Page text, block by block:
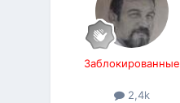
Заблокированные
2,4k